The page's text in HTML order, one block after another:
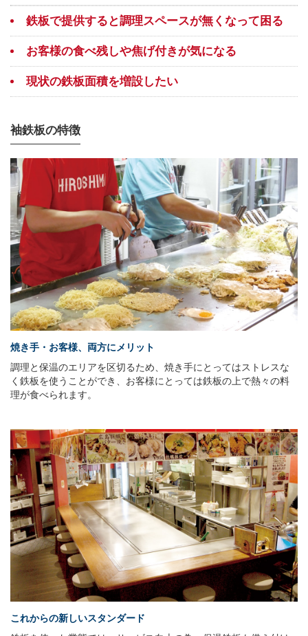
鉄板で提供すると調理スペースが無くなって困る
お客様の食べ残しや焦げ付きが気になる
現状の鉄板面積を増設したい
袖鉄板の特徴
焼き手・お客様、両方にメリット
調理と保温のエリアを区切るため、焼き手にとってはストレスな
く鉄板を使うことができ、お客様にとっては鉄板の上で熱々の料
理が食べられます。
これからの新しいスタンダード